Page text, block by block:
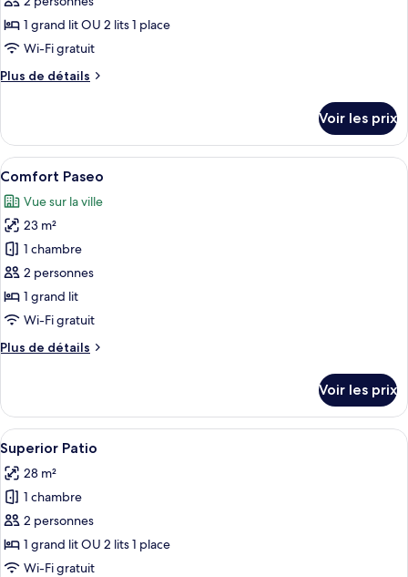
ce
type
chambre :
1 grand lit OU 2 lits 1 place
Wi-Fi gratuit
Plus de détails
Plus
le
type
de
Comfort
Patio
Voir les prix
Afficher
toutes
les
photos
pour
ce
type
de
chambre :
Comfort
Une chambre d’hôtel avec un lit,
5
Comfort Paseo
Vue sur la ville
23 m²
1 chambre
2 personnes
1 grand lit
Wi-Fi gratuit
Plus de détails
Plus
le
type
de
chambre
Comfort
Paseo
Voir les prix
Afficher
toutes
les
photos
pour
ce
type
Une chambre d’hôtel avec un
4
Superior Patio
28 m²
1 chambre
2 personnes
1 grand lit OU 2 lits 1 place
Wi-Fi gratuit